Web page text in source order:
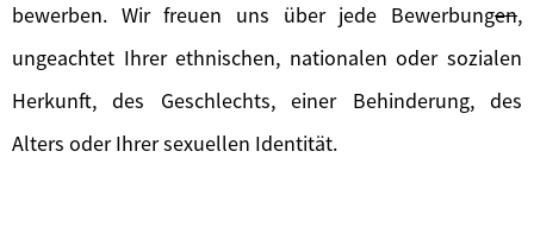
bewerben. Wir freuen uns über jede Bewerbungen,
ungeachtet Ihrer ethnischen, nationalen oder sozialen
Herkunft, des Geschlechts, einer Behinderung, des
Alters oder Ihrer sexuellen Identität.